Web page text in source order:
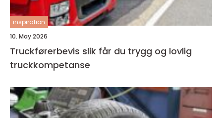
inspiration
10. May 2026
Truckførerbevis slik får du trygg og lovlig
truckkompetanse